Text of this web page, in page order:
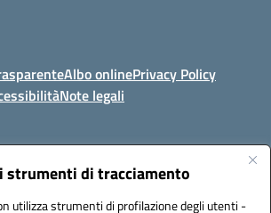
strumenti di tracciamento
utilizza strumenti di profilazione degli utenti -
Albo onlinePrivacy Policy
Note legali
46 - 81024 MADDALONI (CE)